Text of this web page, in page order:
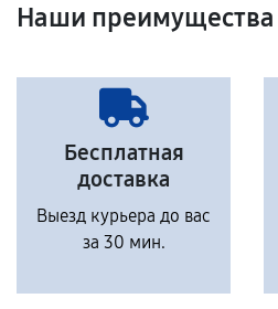
Наши преимущества
Бесплатная
доставка
Выезд курьера до вас
за 30 мин.